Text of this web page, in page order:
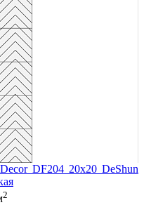
DF204 20х20 DeShun
2